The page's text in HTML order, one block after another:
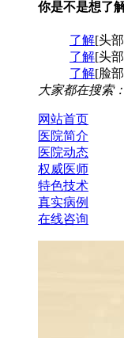
你是不是想了
了解[头
了解[头
了解[脸
大家都在搜索：
网站首页
医院简介
医院动态
权威医师
特色技术
真实病例
在线咨询